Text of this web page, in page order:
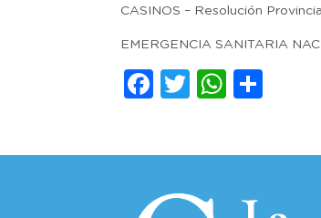
CASINOS – Resolución
EMERGENCIA SANITARIA
Facebook
Twitter